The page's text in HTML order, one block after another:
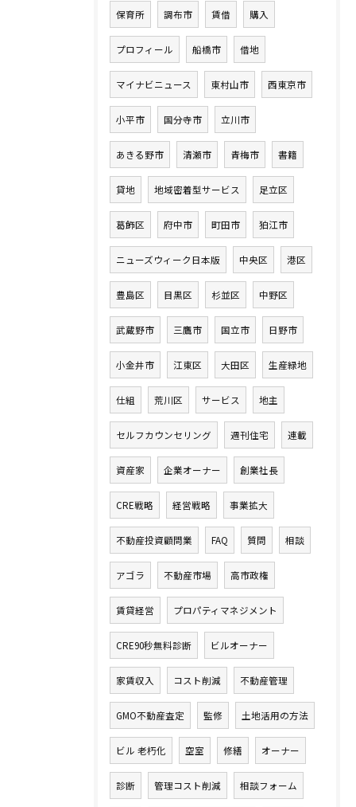
保育所 調布市 賃借 購入
プロフィール 船橋市 借地
マイナビニュース 東村山市 西東京市
小平市 国分寺市 立川市
あきる野市 清瀬市 青梅市 書籍
貸地 地域密着型サービス 足立区
葛飾区 府中市 町田市 狛江市
ニューズウィーク日本版 中央区 港区
豊島区 目黒区 杉並区 中野区
武蔵野市 三鷹市 国立市 日野市
小金井市 江東区 大田区 生産緑地
仕組 荒川区 サービス 地主
セルフカウンセリング 週刊住宅 連載
資産家 企業オーナー 創業社長
CRE戦略 経営戦略 事業拡大
不動産投資顧問業 FAQ 質問 相談
アゴラ 不動産市場 高市政権
賃貸経営 プロパティマネジメント
CRE90秒無料診断 ビルオーナー
家賃収入 コスト削減 不動産管理
GMO不動産査定 監修 土地活用の方法
ビル 老朽化 空室 修繕 オーナー
診断 管理コスト削減 相談フォーム